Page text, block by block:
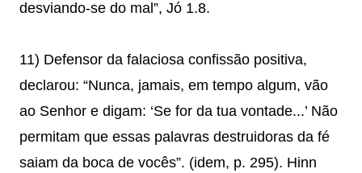
desviando-se do mal”, Jó 1.8.
11) Defensor da falaciosa confissão positiva,
declarou: “Nunca, jamais, em tempo algum, vão
ao Senhor e digam: ‘Se for da tua vontade...’ Não
permitam que essas palavras destruidoras da fé
saiam da boca de vocês”. (idem, p. 295). Hinn